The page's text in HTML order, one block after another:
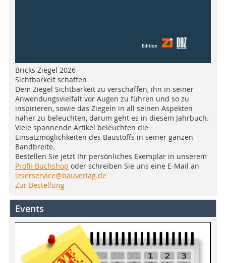
Bricks Ziegel 2026 -
Sichtbarkeit schaffen
Dem Ziegel Sichtbarkeit zu verschaffen, ihn in seiner
Anwendungsvielfalt vor Augen zu führen und so zu
inspirieren, sowie das Ziegeln in all seinen Aspekten
näher zu beleuchten, darum geht es in diesem Jahrbuch.
Viele spannende Artikel beleuchten die
Einsatzmöglichkeiten des Baustoffs in seiner ganzen
Bandbreite.
Bestellen Sie jetzt Ihr persönliches Exemplar in unserem
Profil-Buchshop oder schreiben Sie uns eine E-Mail an
leserservice@bauverlag.de
Zur Bestellung
Events